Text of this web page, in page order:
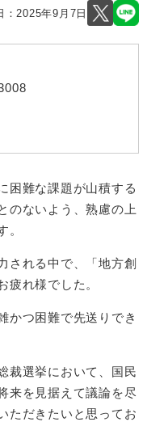
：2025年9月7日
困難な課題が山積する
のないよう、熟慮の上
。
される中で、「地方創
疲れ様でした。
かつ困難で先送りでき
裁選挙において、国民
来を見据えて議論を尽
ただきたいと思ってお